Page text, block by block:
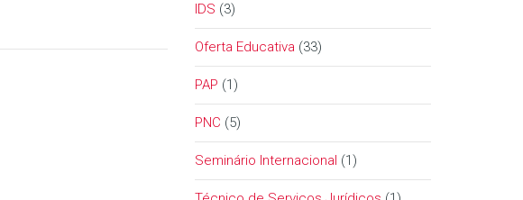
IDS (3)
Oferta Educativa (33)
PAP (1)
PNC (5)
Seminário Internacional (1)